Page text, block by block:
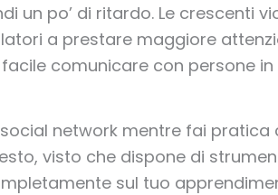
un po’ di ritardo. Le crescenti
a prestare maggiore
comunicare con persone
network mentre fai
visto che dispone di
sul tuo